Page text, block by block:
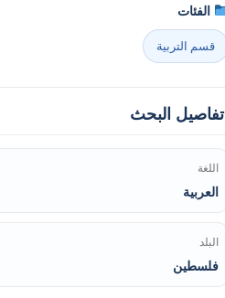
الفئات
قسم التربية
تفاصيل البحث
اللغة
العربية
البلد
فلسطين